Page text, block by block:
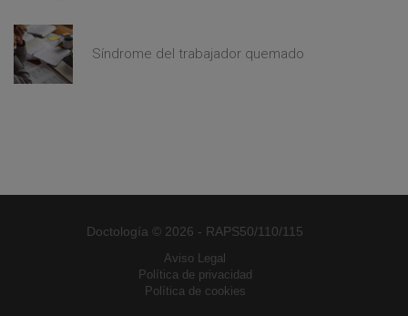
Síndrome del trabajador quemado
Doctología © 2026 - RAPS50/110/115
Aviso Legal
Política de privacidad
Política de cookies